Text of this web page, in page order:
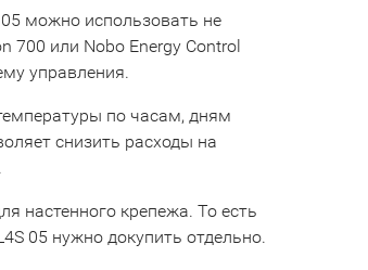
05 можно использовать не
700 или Nobo Energy Control
управления.
по часам, дням
снизить расходы на
настенного крепежа. То есть
05 нужно докупить отдельно.